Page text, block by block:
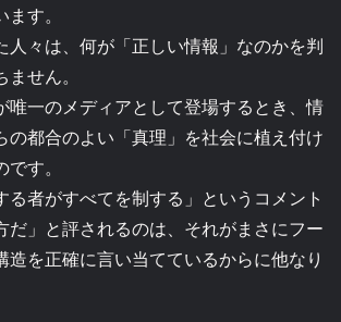
す。
人々は、何が「正しい情報」なのかを判
せん。
唯一のメディアとして登場するとき、情
の都合のよい「真理」を社会に植え付け
す。
る者がすべてを制する」というコメント
だ」と評されるのは、それがまさにフー
造を正確に言い当てているからに他なり